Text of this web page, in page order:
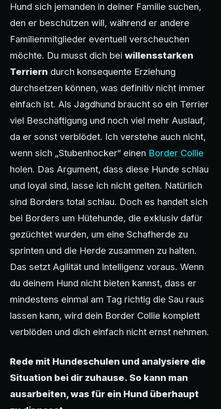
Hund sich jemanden in deiner Familie suchen,
den er beschützen will, während er andere
Familienmitglieder eventuell verscheuchen
möchte. Du musst dich bei willensstarken
Terriern durch konsequente Erziehung
durchsetzen können, was definitiv nicht immer
einfach ist. Als Jagdhund braucht so ein Terrier
viel Beschäftigung und noch viel mehr Auslauf,
da er sonst verblödet. Ich verstehe auch nicht,
wenn sich „Stubenhocker“ einen Border Collie
holen. Das Argument, dass diese Hunde schlau
und loyal sind, lasse ich nicht gelten. Natürlich
sind Borders total schlau. Doch es handelt sich
bei Borders um Hütehunde, die exklusiv dafür
gezüchtet wurden, um eine Schafherde zu
sprinten und die Herde zusammen zu halten.
Das setzt Agilität und Intelligenz voraus. Wenn
du deinem Hund nicht bieten kannst, dass er
mindestens einmal am Tag richtig die Sau raus
lassen kann, wird dein Border Collie komplett
verblöden und dich einfach nicht ernst nehmen.
Rede mit Hundeschulen und analysiere die
Situation bei dir zuhause. So kann man
ausarbeiten, was für ein Hund überhaupt